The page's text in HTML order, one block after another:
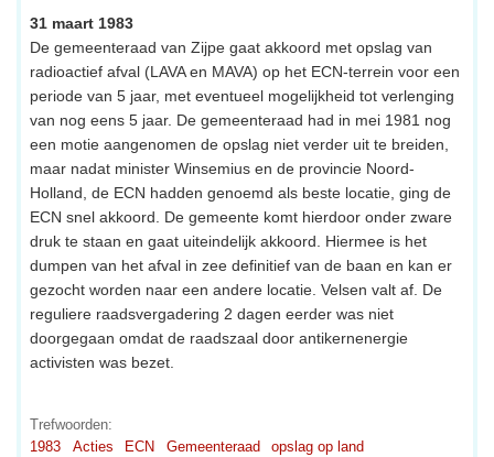
31 maart 1983
De gemeenteraad van Zijpe gaat akkoord met opslag van
radioactief afval (LAVA en MAVA) op het ECN-terrein voor een
periode van 5 jaar, met eventueel mogelijkheid tot verlenging
van nog eens 5 jaar. De gemeenteraad had in mei 1981 nog
een motie aangenomen de opslag niet verder uit te breiden,
maar nadat minister Winsemius en de provincie Noord-
Holland, de ECN hadden genoemd als beste locatie, ging de
ECN snel akkoord. De gemeente komt hierdoor onder zware
druk te staan en gaat uiteindelijk akkoord. Hiermee is het
dumpen van het afval in zee definitief van de baan en kan er
gezocht worden naar een andere locatie. Velsen valt af. De
reguliere raadsvergadering 2 dagen eerder was niet
doorgegaan omdat de raadszaal door antikernenergie
activisten was bezet.
Trefwoorden:
1983
Acties ECN Gemeenteraad opslag op land